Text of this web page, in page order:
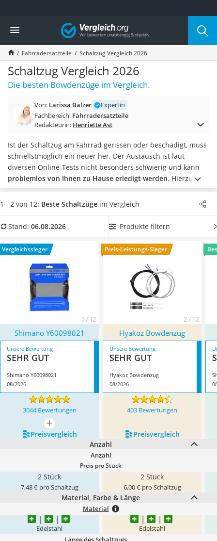
Die beliebtesten Vergleiche nach Kategorie
Freizeit & Sport
Gartentrampolin
Trampolin
Metalldetektor
Eufab-Fahrradträger
Trampolin 366 cm
Aluminium-Koffer
Futterboot
E-Bike-Dreirad
Trekkingschuhe Herren
Reisetasche mit Rollen
Klimmzugstation
Koffer
Nachtsichtgerät
Handgepäck-Koffer
Wanderschuhe Herren
Sicherheitsweste Reiten
Vergleich
Fahrradersatzteile Schaltzug Vergleich 2026
Schaltzug Vergleich 2026
Die besten Bowdenzüge im Vergleich.
Von: Larissa Balzer
Expertin
Fachbereich: Fahrradersatzteile
Redakteurin: Henriette Ast
Ist der Schaltzug am Fahrrad gerissen oder beschädigt, muss
schnellstmöglich ein neuer her. Der Austausch ist laut
diversen Online-Tests nicht besonders schwierig und kann
problemlos von Ihnen zu Hause erledigt werden. Hierzu
benötigen Sie lediglich etwas Werkzeug wie einen
Seitenschneider zur Anpassung der Länge.
Wählen Sie jetzt
Schaltzug mit anpassbarer Länge , um Ihr Fahrrad einfach
hier im August 2026 besonders das ModellShimano
Y60098021* mit seinen Eigenschaften.
1 - 2 von 12: Beste Schaltzüge im Vergleich
Stand: 06.08.2026 Produkte filtern
Vergleichssieger
1 / 12
Preis-Leistungs-Sieger
2 / 12
Shimano Y60098021 Hyakoz Bowdenzug
Unsere Bewertung
SEHR GUT
Shimano Y60098021
08/2026
Unsere Bewertung
SEHR GUT
Hyakoz Bowdenzug
08/2026
3044 Bewertungen 403 Bewertungen
mehr anzeigen
Preis­vergleich
Preis­vergleich
Anzahl
Anzahl
Preis pro Stück
2 Stück
7,48 € pro Schaltzug
2 Stück
6,00 € pro Schaltzug
Material, Farbe & Länge
Material
Edelstahl Edelstahl